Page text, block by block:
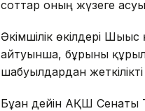
соттар оның жүзеге
Әкімшілік өкілдері
айтуынша, бұрынғы
шабуылдардан жеткілікті
Бұған дейін АҚШ Сенаты